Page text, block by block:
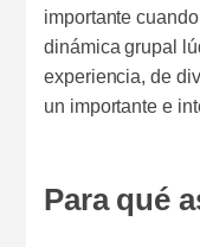
importante
dinámica grupal
experiencia, de
un importante e
Para qué